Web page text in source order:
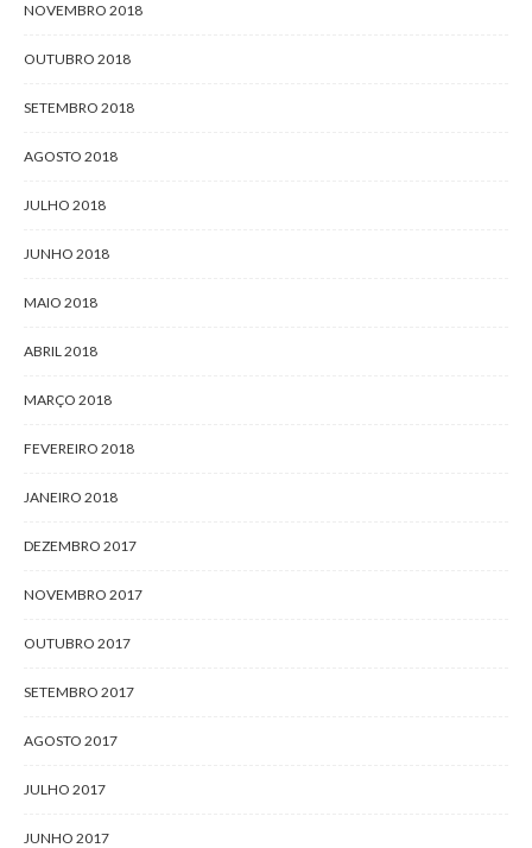
NOVEMBRO 2018
OUTUBRO 2018
SETEMBRO 2018
AGOSTO 2018
JULHO 2018
JUNHO 2018
MAIO 2018
ABRIL 2018
MARÇO 2018
FEVEREIRO 2018
JANEIRO 2018
DEZEMBRO 2017
NOVEMBRO 2017
OUTUBRO 2017
SETEMBRO 2017
AGOSTO 2017
JULHO 2017
JUNHO 2017